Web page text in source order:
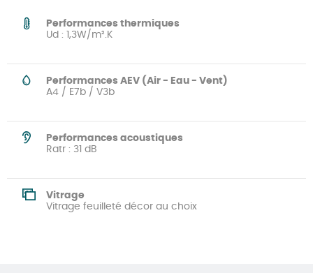
Performances thermiques
Ud : 1,3W/m².K
Performances AEV (Air - Eau - Vent)
A4 / E7b / V3b
Performances acoustiques
Ratr : 31 dB
Vitrage
Vitrage feuilleté décor au choix